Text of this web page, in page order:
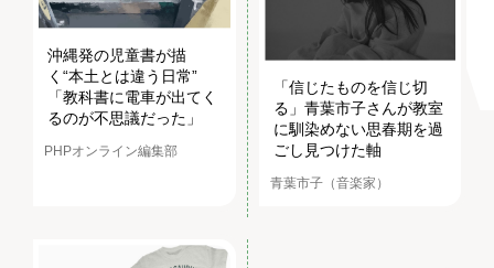
沖縄発の児童書が描
く“本土とは違う日常”
「教科書に電車が出てく
るのが不思議だった」
PHPオンライン編集部
「信じたものを信じ切
る」青葉市子さんが教室
に馴染めない思春期を過
ごし見つけた軸
青葉市子（音楽家）